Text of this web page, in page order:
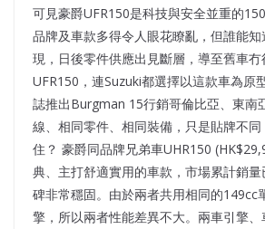
可見豪爵UFR150是科技與安全並重的
品牌及車款多得令人眼花瞭亂，但誰能
現，日後零件供應出見斷層，導至舊車
UFR150，連Suzuki都選擇以這款車為原
誌推出Burgman 15行銷哥倫比亞、東南
線、相同零件、相同裝備，只是貼牌不
住？ 豪爵同品牌兄弟車UHR150
典、主打舒適實用的車款，市場累計銷
碑非常穩固。由於兩者共用相同的149cc
擎，所以兩者性能差異不大。兩車引擎